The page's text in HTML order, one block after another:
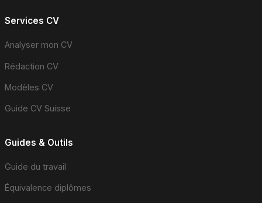
Services CV
Analyser mon CV
Rédaction CV
Modèles CV
Guide CV Suisse
Guides & Outils
Guide du travail
Équivalence diplômes